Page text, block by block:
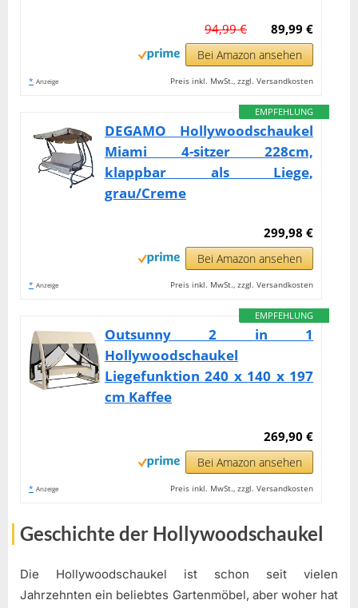
89,99 €
94,99 €
Bei Amazon ansehen
* Anzeige Preis inkl. MwSt., zzgl. Versandkosten
EMPFEHLUNG
DEGAMO Hollywoodschaukel
Miami 4-sitzer 228cm,
klappbar als Liege,
grau/Creme
299,98 €
Bei Amazon ansehen
* Anzeige Preis inkl. MwSt., zzgl. Versandkosten
EMPFEHLUNG
Outsunny 2 in 1
Hollywoodschaukel
Liegefunktion 240 x 140 x 197
cm Kaffee
269,90 €
Bei Amazon ansehen
* Anzeige Preis inkl. MwSt., zzgl. Versandkosten
Geschichte der Hollywoodschaukel
Die Hollywoodschaukel ist schon seit vielen
Jahrzehnten ein beliebtes Gartenmöbel, aber woher hat